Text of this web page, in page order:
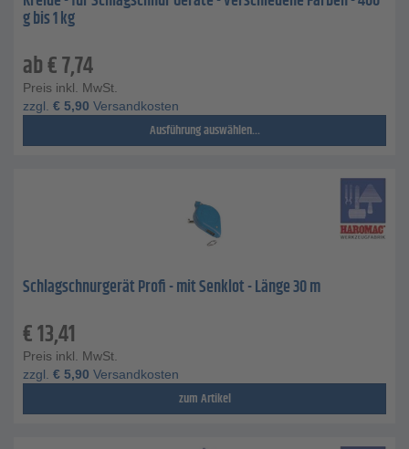
g bis 1 kg
ab€7,74
Preis inkl. MwSt.
zzgl. € 5,90 Versandkosten
Ausführung auswählen...
Schlagschnurgerät Profi - mit Senklot - Länge 30 m
€13,41
Preis inkl. MwSt.
zzgl. € 5,90 Versandkosten
zum Artikel